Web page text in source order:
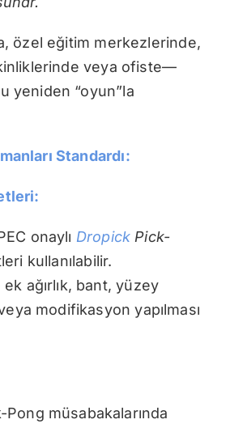
özel eğitim merkezlerinde,
veya ofiste—
yeniden “oyun”la
Standardı:
onaylı Dropick Pick-
kullanılabilir.
ağırlık, bant, yüzey
modifikasyon yapılması
Pong müsabakalarında